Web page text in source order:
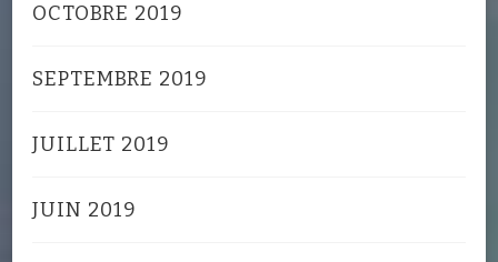
OCTOBRE 2019
SEPTEMBRE 2019
JUILLET 2019
JUIN 2019